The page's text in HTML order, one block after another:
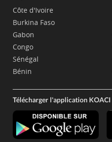
Côte d'Ivoire
Burkina Faso
Gabon
Congo
Sénégal
Bénin
Télécharger l'application KOACI